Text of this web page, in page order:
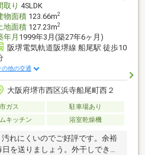
取り 4SLDK
物面積123.66m2
地面積127.23m2
年月 1999年3月(築27年6ヶ月)
阪堺電気軌道阪堺線 船尾駅 徒歩10
の他の交通
大阪府堺市西区浜寺船尾町西２
ガス
駐車場あり
キッチン 浴室乾燥機
れにくいのでご好評です。余裕
を送りましょう。外干しできな